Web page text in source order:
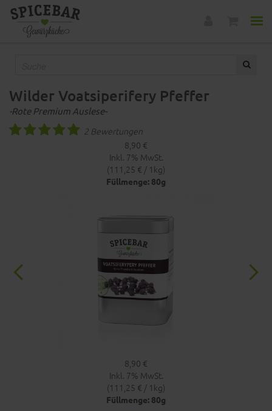
Wilder Voatsiperifery Pfeffer
-Rote Premium Auslese-
2 Bewertungen
8,90 €
Inkl. 7% MwSt.
(111,25 € / 1kg)
Füllmenge: 80g
8,90 €
Inkl. 7% MwSt.
(111,25 € / 1kg)
Füllmenge: 80g